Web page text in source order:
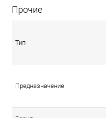
Прочие
Тип
Предназначение